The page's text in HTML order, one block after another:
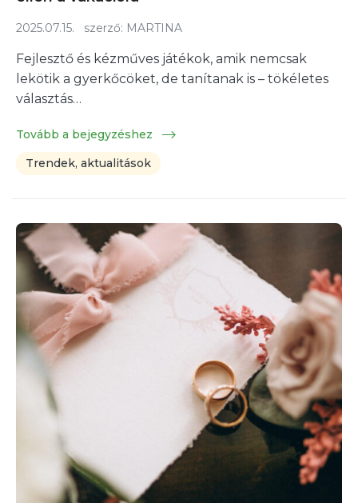
2025.07.15. szerző: MARTINA
Fejlesztő és kézműves játékok, amik nemcsak
lekötik a gyerkőcöket, de tanítanak is – tökéletes
választás…
Tovább a bejegyzéshez
Trendek, aktualitások